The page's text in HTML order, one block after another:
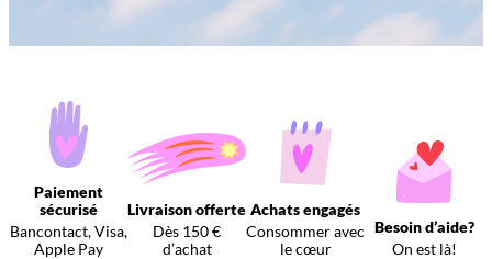
Paiement
sécurisé
Bancontact, Visa,
Apple Pay
Livraison offerte
Dès 150 €
d’achat
Achats engagés
Consommer avec
le cœur
Besoin d’aide?
On est là!